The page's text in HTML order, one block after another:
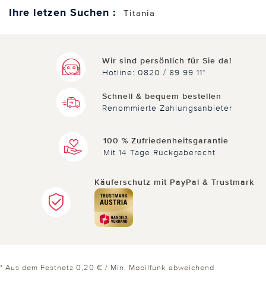
Ihre letzen Suchen : Titania
Wir sind persönlich für Sie da!
Hotline: 0820 / 89 99 11*
Schnell & bequem bestellen
Renommierte Zahlungsanbieter
100 % Zufriedenheitsgarantie
Mit 14 Tage Rückgaberecht
Käuferschutz mit PayPal & Trustmark
* Aus dem Festnetz 0,20 € / Min, Mobilfunk abweichend